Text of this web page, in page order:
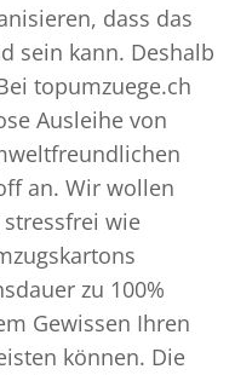
dass das
sein kann. Deshalb
topumzuege.ch
Ausleihe von
an. Wir wollen
wie
zu 100%
Gewissen Ihren
können. Die